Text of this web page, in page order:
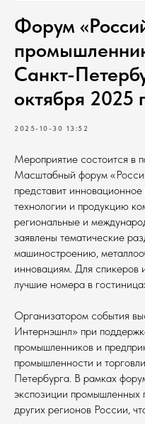
Форум
Санкт-
октября 2025
2025-10-30 13:52
Мероприятие состоится в
Масштабный форум
представит
технологии и продукцию
региональные и
заявлены тематические
машиностроению,
инновациям. Для спикеров
лучшие номера в
Организатором события
Интернэшнл» при
промышленников и
промышленности и
Петербурга. В рамках
экспозиции промышленных
других регионов России,